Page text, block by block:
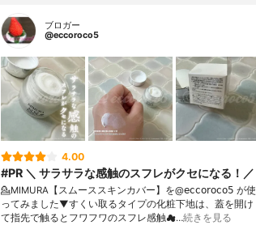
ブロガー
@eccoroco5
4.00
#PR ＼ サラサラな感触のスフレがクセになる！／
💁MIMURA【スムーススキンカバー】を@𝖾𝖼𝖼𝗈𝗋𝗈𝖼𝗈𝟧 が使
ってみました⁡⁡▼⁡すくい取るタイプの化粧下地は、蓋を開け
て指先で触るとフワフワのスフレ感触☁…続きを見る